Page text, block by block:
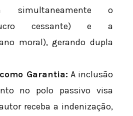
simultaneamente o
cessante) e a
moral), gerando dupla
Garantia: A inclusão
no polo passivo visa
receba a indenização,